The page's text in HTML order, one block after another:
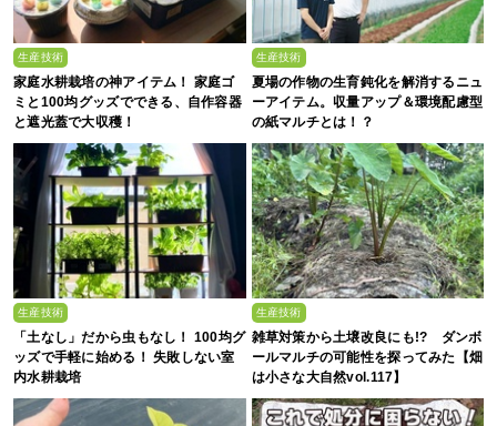
生産技術
家庭水耕栽培の神アイテム！ 家庭ゴ
ミと100均グッズでできる、自作容器
と遮光蓋で大収穫！
生産技術
夏場の作物の生育鈍化を解消するニュ
ーアイテム。収量アップ＆環境配慮型
の紙マルチとは！？
生産技術
「土なし」だから虫もなし！ 100均グ
ッズで手軽に始める！ 失敗しない室
内水耕栽培
生産技術
雑草対策から土壌改良にも!? ダンボ
ールマルチの可能性を探ってみた【畑
は小さな大自然vol.117】